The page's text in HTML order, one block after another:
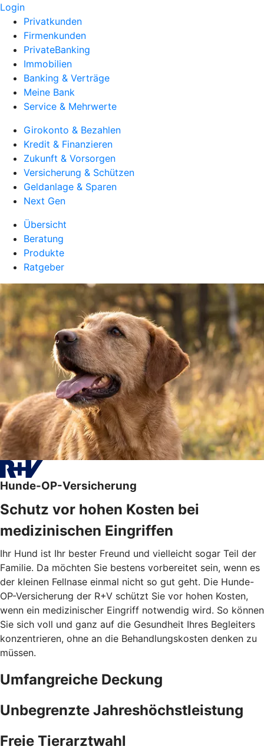
Login
Privatkunden
Firmenkunden
PrivateBanking
Immobilien
Banking & Verträge
Meine Bank
Service & Mehrwerte
Girokonto & Bezahlen
Kredit & Finanzieren
Zukunft & Vorsorgen
Versicherung & Schützen
Geldanlage & Sparen
Next Gen
Übersicht
Beratung
Produkte
Ratgeber
Hunde-OP-Versicherung
Schutz vor hohen Kosten bei
medizinischen Eingriffen
Ihr Hund ist Ihr bester Freund und vielleicht sogar Teil der
Familie. Da möchten Sie bestens vorbereitet sein, wenn es
der kleinen Fellnase einmal nicht so gut geht. Die Hunde-
OP-Versicherung der R+V schützt Sie vor hohen Kosten,
wenn ein medizinischer Eingriff notwendig wird. So können
Sie sich voll und ganz auf die Gesundheit Ihres Begleiters
konzentrieren, ohne an die Behandlungskosten denken zu
müssen.
Umfangreiche Deckung
Unbegrenzte Jahreshöchstleistung
Freie Tierarztwahl